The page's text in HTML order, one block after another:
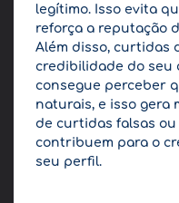
legítimo. Isso evita
reforça a reputação
Além disso, curtidas
credibilidade do seu
consegue perceber
naturais, e isso gera
de curtidas falsas
contribuem para o
seu perfil.